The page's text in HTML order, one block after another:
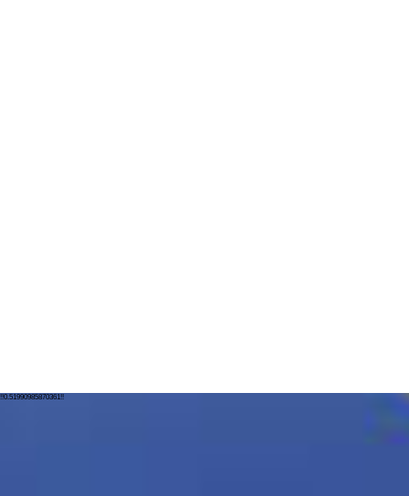
!!0.51990985870361!!